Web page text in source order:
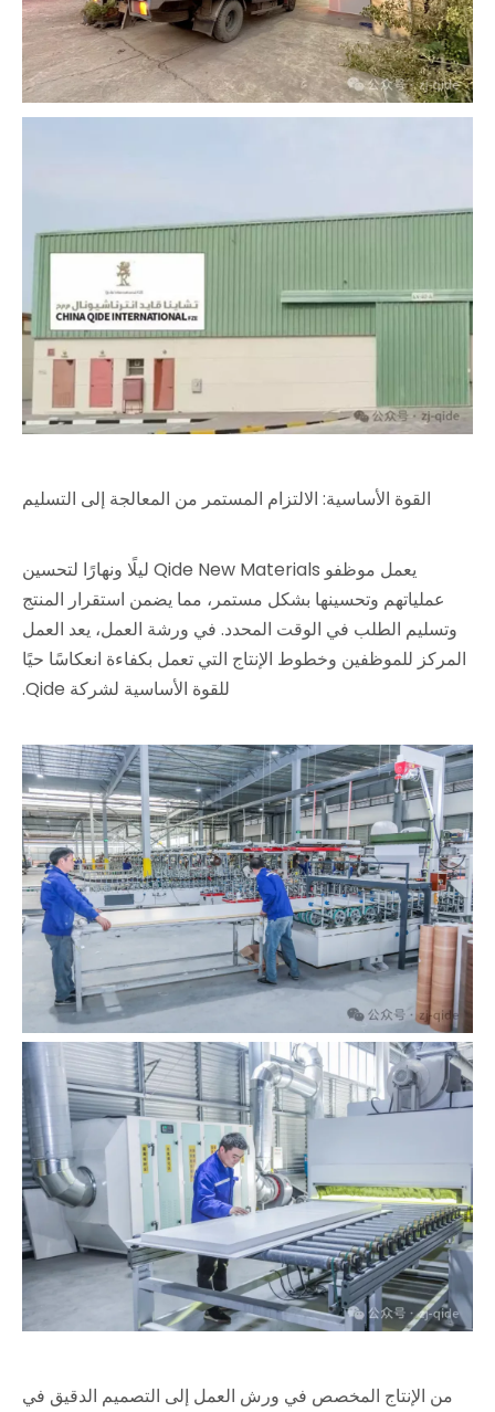
القوة الأساسية: الالتزام المستمر من المعالجة إلى التسليم
يعمل موظفو Qide New Materials ليلًا ونهارًا لتحسين
عملياتهم وتحسينها بشكل مستمر، مما يضمن استقرار المنتج
وتسليم الطلب في الوقت المحدد. في ورشة العمل، يعد العمل
المركز للموظفين وخطوط الإنتاج التي تعمل بكفاءة انعكاسًا حيًا
للقوة الأساسية لشركة Qide.
من الإنتاج المخصص في ورش العمل إلى التصميم الدقيق في